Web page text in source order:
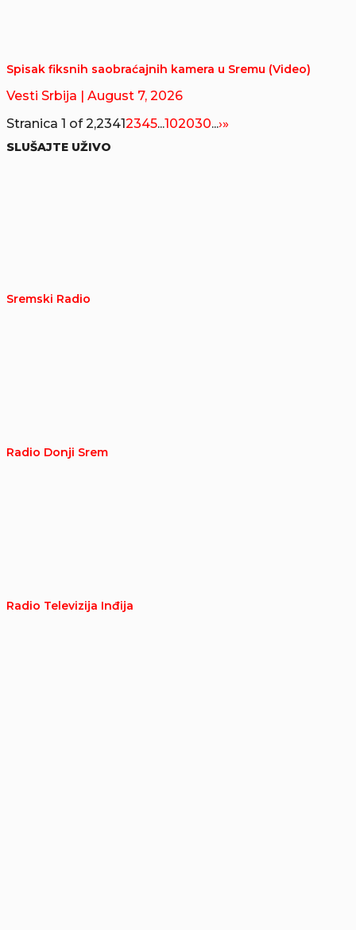
Spisak fiksnih saobraćajnih kamera u Sremu (Video)
Vesti Srbija
| August 7, 2026
Stranica 1 of 2,23412345...102030...›»
SLUŠAJTE UŽIVO
Sremski Radio
Radio Donji Srem
Radio Televizija Inđija